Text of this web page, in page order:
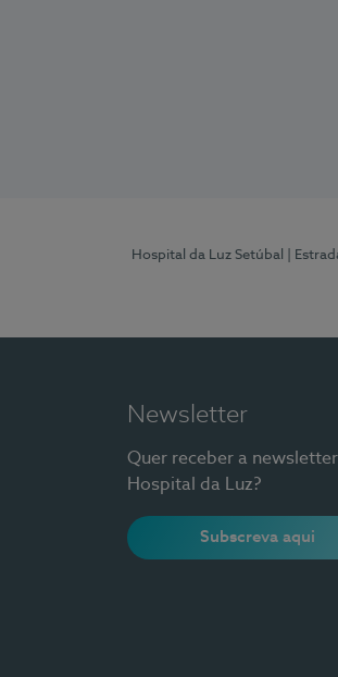
Hospital da Luz Setúbal |
Newsletter
Quer receber a
Hospital da Luz?
Subscreva aqui